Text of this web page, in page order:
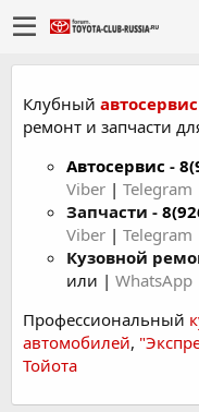
Клубный
ремонт и запчасти
Автосервис -
Viber | Telegram
Запчасти -
Viber | Telegram
Кузовной
или | WhatsApp
Профессиональный
автомобилей,
Тойота